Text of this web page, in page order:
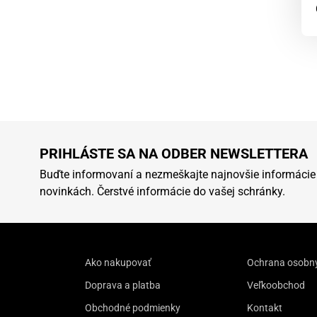
PRIHLÁSTE SA NA ODBER NEWSLETTERA
Buďte informovaní a nezmeškajte najnovšie
novinkách. Čerstvé informácie do vašej schránky.
Ako nakupovať
Doprava a platba
Obchodné podmienky
Ochrana
Veľkoobchod
Kontakt